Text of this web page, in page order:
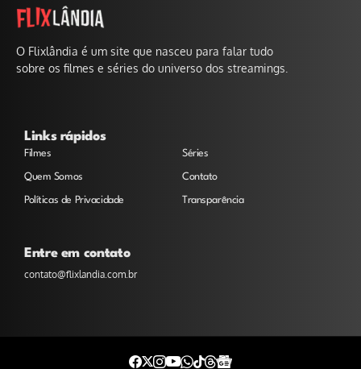
O Flixlândia é um site que nasceu para falar tudo
sobre os filmes e séries do universo dos streamings.
Links rápidos
Filmes Séries
Quem Somos Contato
Políticas de Privacidade Transparência
Entre em contato
contato@flixlandia.com.br